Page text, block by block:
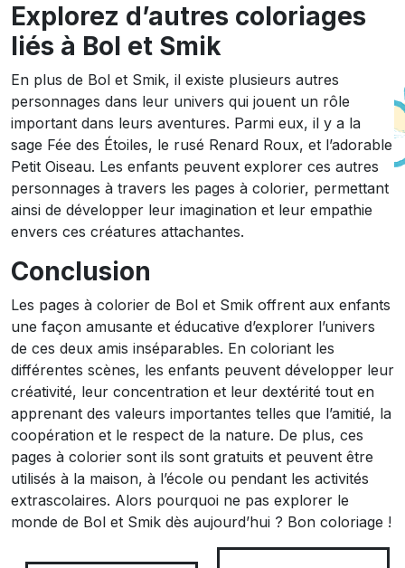
Explorez d’autres coloriages
liés à Bol et Smik
En plus de Bol et Smik, il existe plusieurs autres
personnages dans leur univers qui jouent un rôle
important dans leurs aventures. Parmi eux, il y a la
sage Fée des Étoiles, le rusé Renard Roux, et l’adorable
Petit Oiseau. Les enfants peuvent explorer ces autres
personnages à travers les pages à colorier, permettant
ainsi de développer leur imagination et leur empathie
envers ces créatures attachantes.
Conclusion
Les pages à colorier de Bol et Smik offrent aux enfants
une façon amusante et éducative d’explorer l’univers
de ces deux amis inséparables. En coloriant les
différentes scènes, les enfants peuvent développer leur
créativité, leur concentration et leur dextérité tout en
apprenant des valeurs importantes telles que l’amitié, la
coopération et le respect de la nature. De plus, ces
pages à colorier sont ils sont gratuits et peuvent être
utilisés à la maison, à l’école ou pendant les activités
extrascolaires. Alors pourquoi ne pas explorer le
monde de Bol et Smik dès aujourd’hui ? Bon coloriage !